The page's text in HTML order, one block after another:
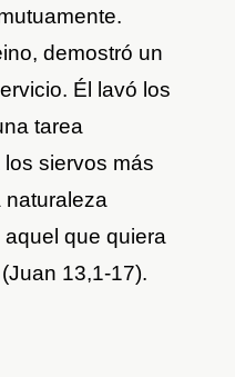
demostró un
Él lavó los
tarea
siervos más
naturaleza
que quiera
13,1-17).